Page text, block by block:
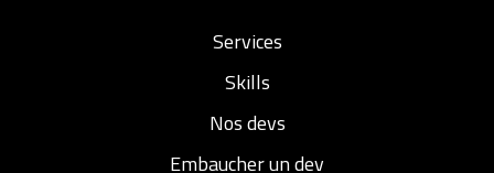
Services
Skills
Nos devs
Embaucher un dev